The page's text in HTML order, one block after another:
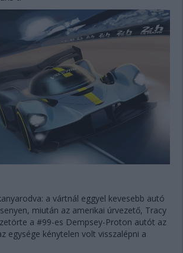
a vártnál eggyel kevesebb autó
miután az amerikai úrvezető, Tracy
a #99-es Dempsey-Proton autót az
egysége kénytelen volt visszalépni a